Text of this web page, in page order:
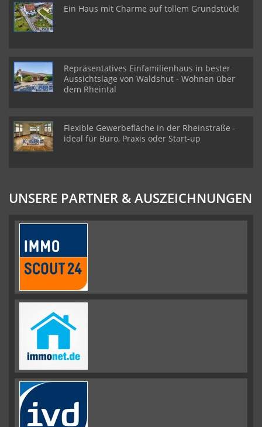
Ein Haus mit Charme auf tollem Grundstück!
Repräsentatives Einfamilienhaus in bester
Aussichtslage von Waldshut - Wohnen über
dem Rheintal
Flexible Gewerbefläche in der Rheinstraße -
ideal für Büro, Praxis oder Start-up
UNSERE PARTNER & AUSZEICHNUNGEN